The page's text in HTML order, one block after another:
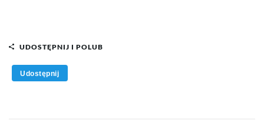
UDOSTĘPNIJ I POLUB
Udostępnij